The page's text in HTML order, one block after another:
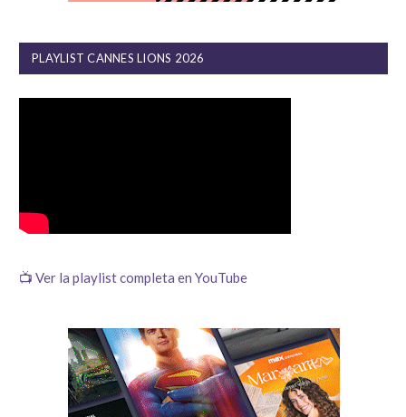
PLAYLIST CANNES LIONS 2026
📺 Ver la playlist completa en YouTube